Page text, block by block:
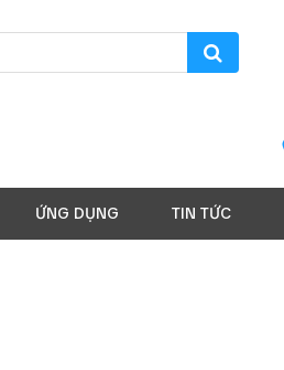
ỨNG DỤNG TIN TỨC